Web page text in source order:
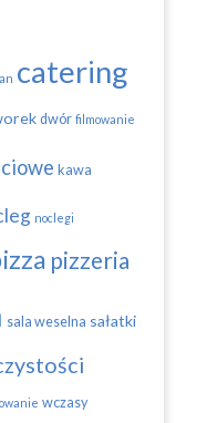
catering
dwór filmowanie
kawa
noclegi
pizzeria
sala weselna sałatki
wczasy